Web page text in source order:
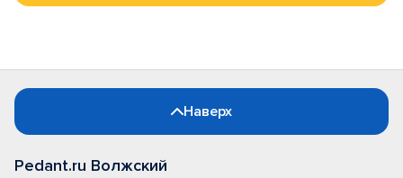
Наверх
Pedant.ru Волжский